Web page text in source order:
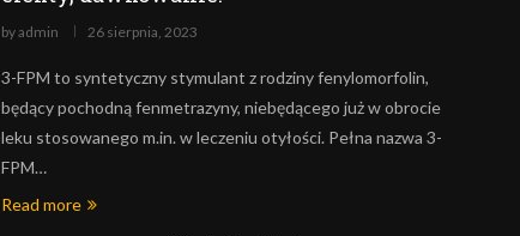
byadmin 26 sierpnia, 2023
3-FPM to syntetyczny stymulant z rodziny fenylomorfolin,
będący pochodną fenmetrazyny, niebędącego już w obrocie
leku stosowanego m.in. w leczeniu otyłości. Pełna nazwa 3-
FPM…
Read more